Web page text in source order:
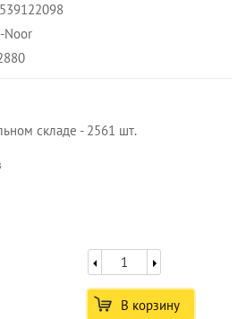
Noor
складе - 2561 шт.
В корзину